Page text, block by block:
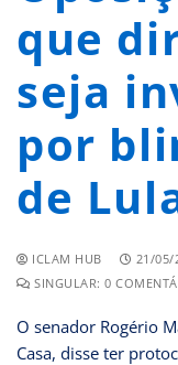
que
seja
por
de
ICLAM HUB 21/05/
SINGULAR: 0
O senador Rogério
Casa, disse ter